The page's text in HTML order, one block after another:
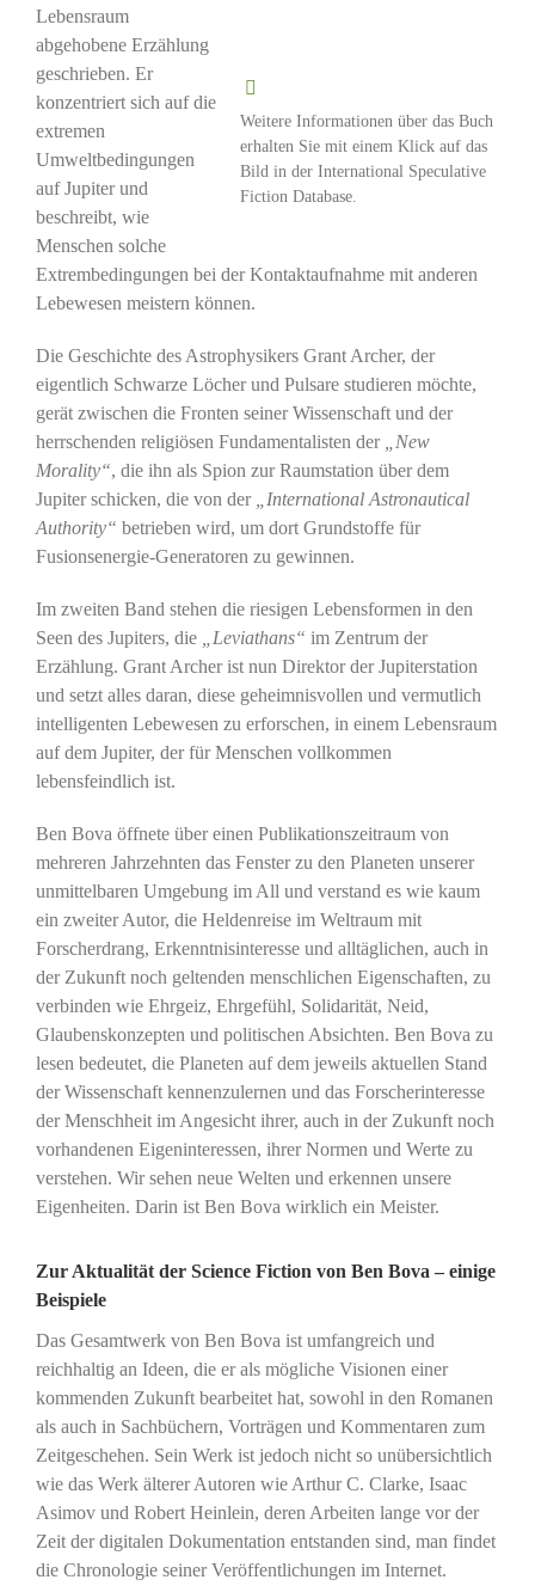
Weitere Informationen über das Buch
erhalten Sie mit einem Klick auf das
Bild in der International Speculative
Fiction Database.
Lebensraum
abgehobene Erzählung
geschrieben. Er
konzentriert sich auf die
extremen
Umweltbedingungen
auf Jupiter und
beschreibt, wie
Menschen solche
Extrembedingungen bei der Kontaktaufnahme mit anderen
Lebewesen meistern können.
Die Geschichte des Astrophysikers Grant Archer, der
eigentlich Schwarze Löcher und Pulsare studieren möchte,
gerät zwischen die Fronten seiner Wissenschaft und der
herrschenden religiösen Fundamentalisten der
„New
Morality“, die ihn als Spion zur Raumstation über dem
Jupiter schicken, die von der
„International Astronautical
Authority“ betrieben wird, um dort Grundstoffe für
Fusionsenergie-Generatoren zu gewinnen.
Im zweiten Band stehen die riesigen Lebensformen in den
Seen des Jupiters, die
„Leviathans“ im Zentrum der
Erzählung. Grant Archer ist nun Direktor der Jupiterstation
und setzt alles daran, diese geheimnisvollen und vermutlich
intelligenten Lebewesen zu erforschen, in einem Lebensraum
auf dem Jupiter, der für Menschen vollkommen
lebensfeindlich ist.
Ben Bova öffnete über einen Publikationszeitraum von
mehreren Jahrzehnten das Fenster zu den Planeten unserer
unmittelbaren Umgebung im All und verstand es wie kaum
ein zweiter Autor, die Heldenreise im Weltraum mit
Forscherdrang, Erkenntnisinteresse und alltäglichen, auch in
der Zukunft noch geltenden menschlichen Eigenschaften, zu
verbinden wie Ehrgeiz, Ehrgefühl, Solidarität, Neid,
Glaubenskonzepten und politischen Absichten. Ben Bova zu
lesen bedeutet, die Planeten auf dem jeweils aktuellen Stand
der Wissenschaft kennenzulernen und das Forscherinteresse
der Menschheit im Angesicht ihrer, auch in der Zukunft noch
vorhandenen Eigeninteressen, ihrer Normen und Werte zu
verstehen. Wir sehen neue Welten und erkennen unsere
Eigenheiten. Darin ist Ben Bova wirklich ein Meister.
Zur Aktualität der Science Fiction von Ben Bova – einige
Beispiele
Das Gesamtwerk von Ben Bova ist umfangreich und
reichhaltig an Ideen, die er als mögliche Visionen einer
kommenden Zukunft bearbeitet hat, sowohl in den Romanen
als auch in Sachbüchern, Vorträgen und Kommentaren zum
Zeitgeschehen. Sein Werk ist jedoch nicht so unübersichtlich
wie das Werk älterer Autoren wie Arthur C. Clarke, Isaac
Asimov und Robert Heinlein, deren Arbeiten lange vor der
Zeit der digitalen Dokumentation entstanden sind, man findet
die Chronologie seiner Veröffentlichungen im Internet.